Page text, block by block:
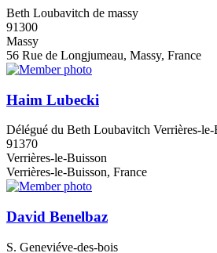
Beth Loubavitch de massy
91300
Massy
56 Rue de Longjumeau, Massy, France
Haim Lubecki
Délégué du Beth Loubavitch Verrières-le-
91370
Verrières-le-Buisson
Verrières-le-Buisson, France
David Benelbaz
S. Geneviéve-des-bois